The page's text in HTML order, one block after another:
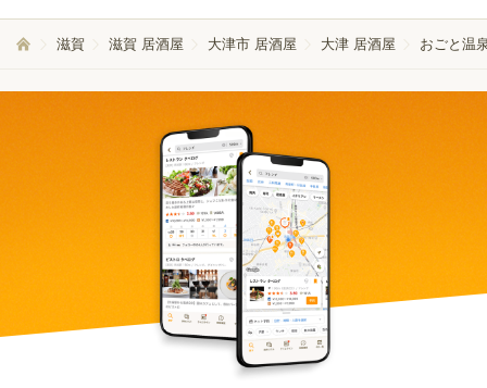
滋賀 滋賀 居酒屋 大津市 居酒屋 大津 居酒屋 おごと温